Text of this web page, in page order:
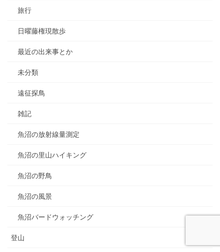
旅行
日曜藤権現散歩
最近の出来事とか
未分類
遠征探鳥
雑記
魚沼の放射線量測定
魚沼の里山ハイキング
魚沼の野鳥
魚沼の風景
魚沼バードウォッチング
登山